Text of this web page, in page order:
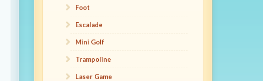
Foot
Escalade
Mini Golf
Trampoline
Laser Game